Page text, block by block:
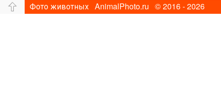
Фото животных AnimalPhoto.ru © 2016 - 2026